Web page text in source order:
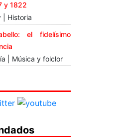
y 1822
| Historia
el fidelísimo
| Música y folclor